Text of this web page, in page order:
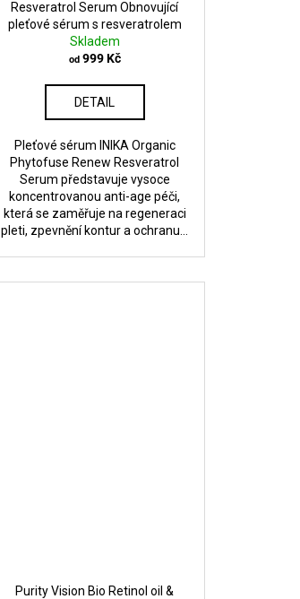
Resveratrol Serum Obnovující
pleťové sérum s resveratrolem
Skladem
od999 Kč
DETAIL
Pleťové sérum INIKA Organic
Phytofuse Renew Resveratrol
Serum představuje vysoce
koncentrovanou anti-age péči,
která se zaměřuje na regeneraci
pleti, zpevnění kontur a ochranu...
Purity Vision Bio Retinol oil &